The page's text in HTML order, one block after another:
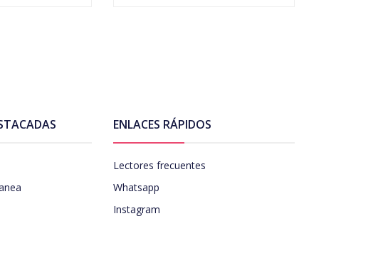
ENLACES RÁPIDOS
Lectores frecuentes
Whatsapp
Instagram